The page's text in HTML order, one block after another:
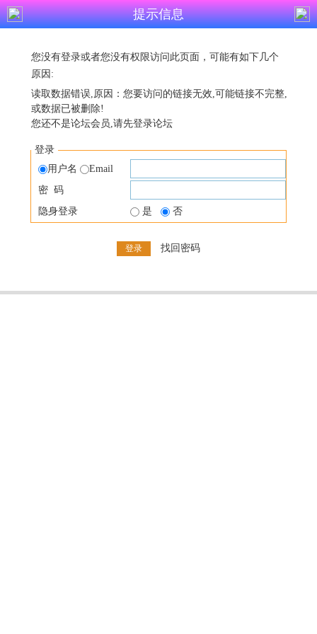
提示信息
您没有登录或者您没有权限访问此页面，可能有如下几个
原因:
读取数据错误,原因：您要访问的链接无效,可能链接不完整,
或数据已被删除!
您还不是论坛会员,请先登录论坛
登录
用户名
Email
密 码
隐身登录
是 否
找回密码